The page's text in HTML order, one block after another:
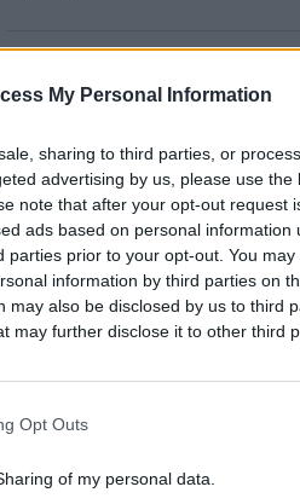
My Personal Information
sharing to third parties, or
advertising by us, please use the
note that after your opt-out request
ads based on personal information
parties prior to your opt-out. You
information by third parties on
may also be disclosed by us to third
may further disclose it to other third
Opt Outs
of my personal data.